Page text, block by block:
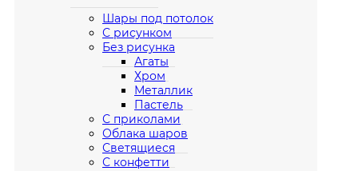
Шары под потолок
С рисунком
Без рисунка
Агаты
Хром
Металлик
Пастель
С приколами
Облака шаров
Светящиеся
С конфетти